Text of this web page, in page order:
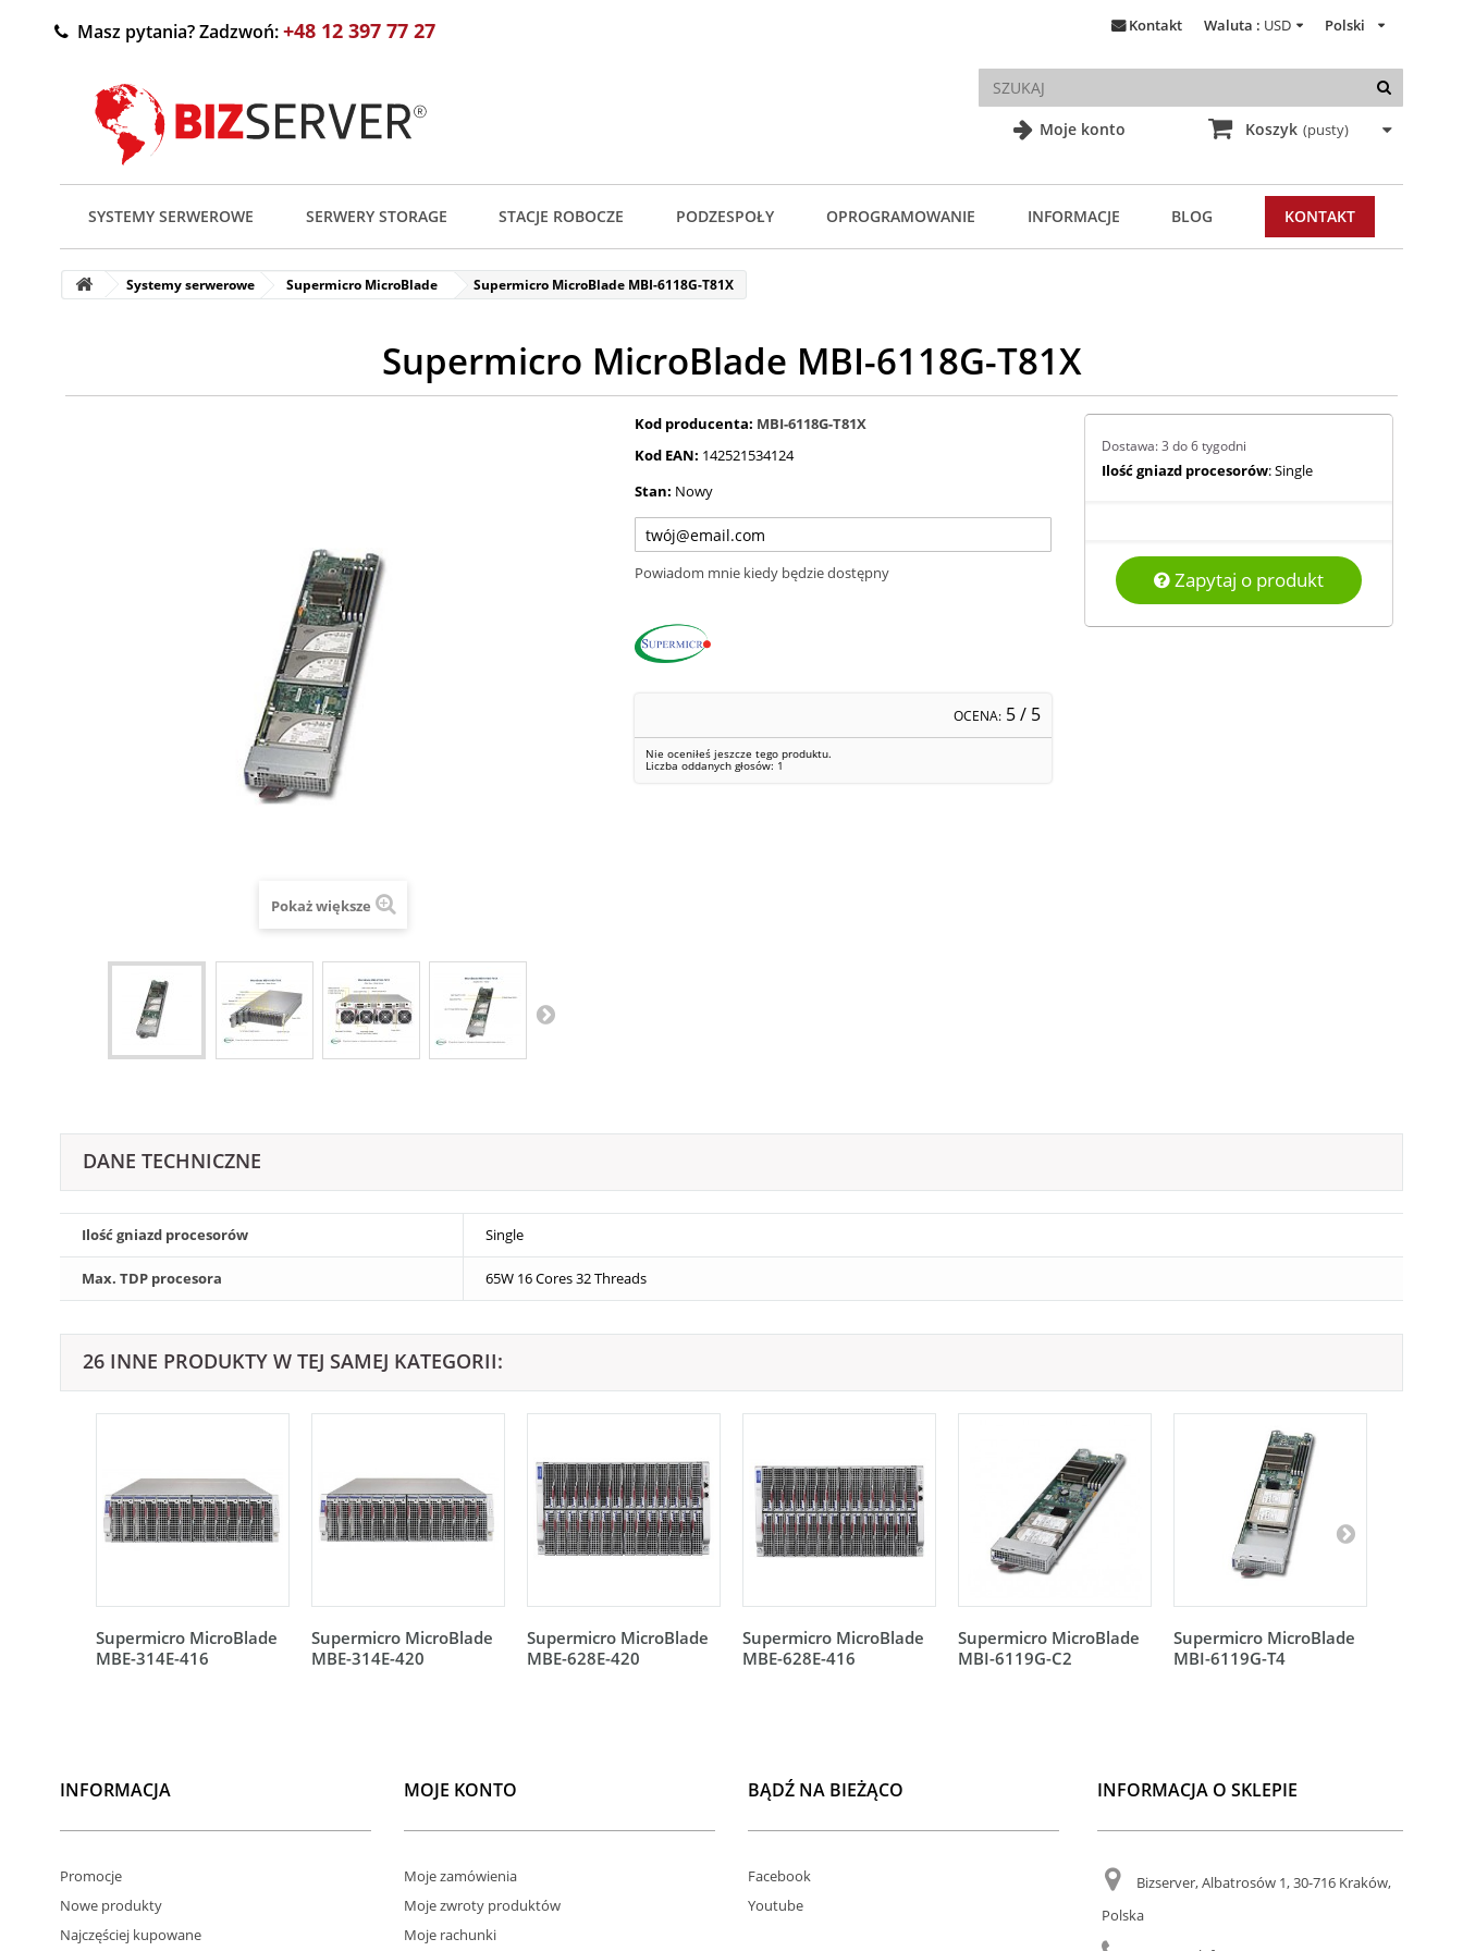
Moje konto
Polski
Waluta : USD
Kontakt
Masz pytania? Zadzwoń:+48 12 397 77 27
Koszyk (pusty)
SYSTEMY SERWEROWE SERWERY STORAGE STACJE ROBOCZE PODZESPOŁY OPROGRAMOWANIE INFORMACJE BLOG KONTAKT
Systemy serwerowe Supermicro MicroBlade Supermicro MicroBlade MBI-6118G-T81X
Supermicro MicroBlade MBI-6118G-T81X
Pokaż większe
Kod producenta: MBI-6118G-T81X
Kod EAN: 142521534124
Stan: Nowy
Powiadom mnie kiedy będzie dostępny
OCENA: 5/ 5
Nie oceniłeś jeszcze tego produktu.
Liczba oddanych głosów: 1
Dostawa: 3 do 6 tygodni
Ilość gniazd procesorów: Single
Zapytaj o produkt
DANE TECHNICZNE
Ilość gniazd procesorów Single
Max. TDP procesora 65W 16 Cores 32 Threads
26 INNE PRODUKTY W TEJ SAMEJ KATEGORII:
Supermicro MicroBlade
MBE-314E-416
Supermicro MicroBlade
MBE-314E-420
Supermicro MicroBlade
MBE-628E-420
Supermicro MicroBlade
MBE-628E-416
Supermicro MicroBlade
MBI-6119G-C2
Supermicro MicroBlade
MBI-6119G-T4
INFORMACJA
Promocje
Nowe produkty
Najczęściej kupowane
MOJE KONTO
Moje zamówienia
Moje zwroty produktów
Moje rachunki
BĄDŹ NA BIEŻĄCO
Facebook
Youtube
INFORMACJA O SKLEPIE
Bizserver, Albatrosów 1, 30-716 Kraków,
Polska